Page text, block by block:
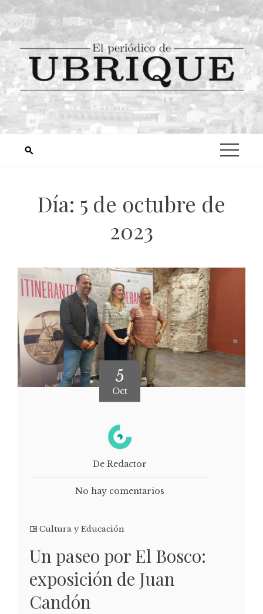
Día: 5 de octubre de
2023
5
Oct
De Redactor
No hay comentarios
Cultura y Educación
Un paseo por El Bosco:
exposición de Juan
Candón